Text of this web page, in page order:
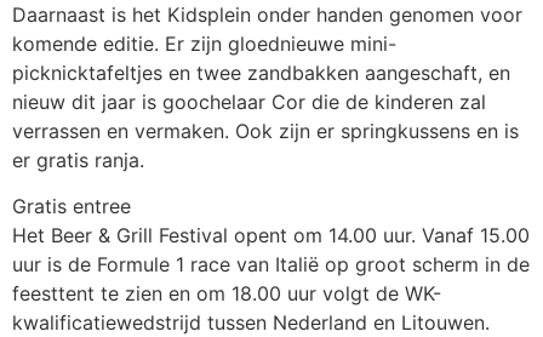
Daarnaast is het Kidsplein onder handen genomen voor
komende editie. Er zijn gloednieuwe mini-
picknicktafeltjes en twee zandbakken aangeschaft, en
nieuw dit jaar is goochelaar Cor die de kinderen zal
verrassen en vermaken. Ook zijn er springkussens en is
er gratis ranja.
Gratis entree
Het Beer & Grill Festival opent om 14.00 uur. Vanaf 15.00
uur is de Formule 1 race van Italië op groot scherm in de
feesttent te zien en om 18.00 uur volgt de WK-
kwalificatiewedstrijd tussen Nederland en Litouwen.